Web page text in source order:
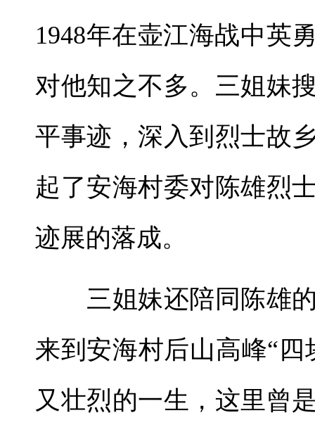
1948年在壶江海战中英
对他知之不多。三姐妹
平事迹，深入到烈士故
起了安海村委对陈雄烈
迹展的落成。
三姐妹还陪同陈雄的
来到安海村后山高峰“
又壮烈的一生，这里曾